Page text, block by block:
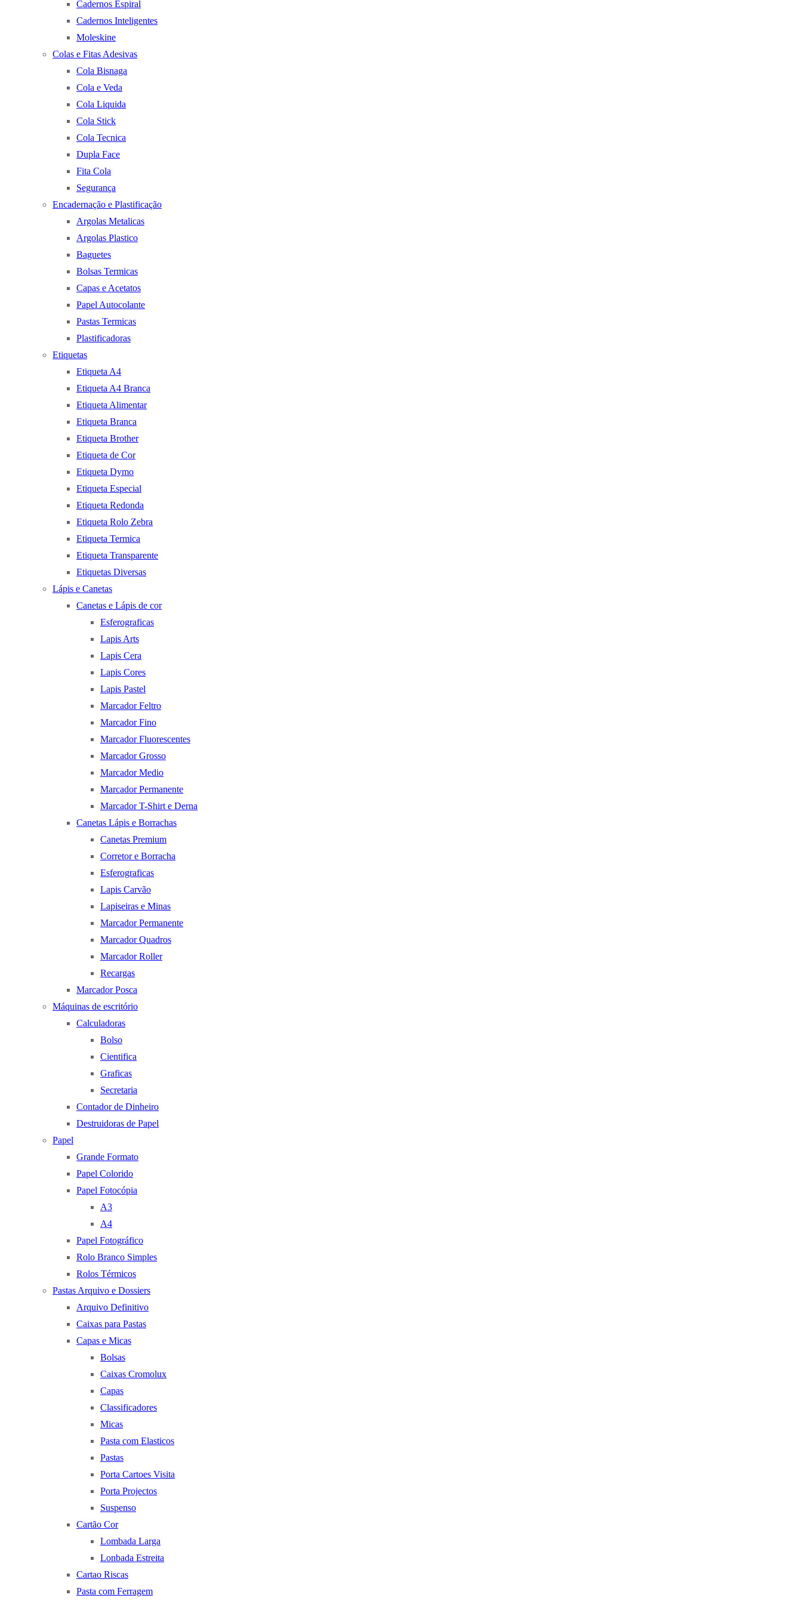
Cadernos Espiral
Cadernos Inteligentes
Moleskine
Colas e Fitas Adesivas
Cola Bisnaga
Cola e Veda
Cola Liquida
Cola Stick
Cola Tecnica
Dupla Face
Fita Cola
Segurança
Encadernação e Plastificação
Argolas Metalicas
Argolas Plastico
Baguetes
Bolsas Termicas
Capas e Acetatos
Papel Autocolante
Pastas Termicas
Plastificadoras
Etiquetas
Etiqueta A4
Etiqueta A4 Branca
Etiqueta Alimentar
Etiqueta Branca
Etiqueta Brother
Etiqueta de Cor
Etiqueta Dymo
Etiqueta Especial
Etiqueta Redonda
Etiqueta Rolo Zebra
Etiqueta Termica
Etiqueta Transparente
Etiquetas Diversas
Lápis e Canetas
Canetas e Lápis de cor
Esferograficas
Lapis Arts
Lapis Cera
Lapis Cores
Lapis Pastel
Marcador Feltro
Marcador Fino
Marcador Fluorescentes
Marcador Grosso
Marcador Medio
Marcador Permanente
Marcador T-Shirt e Derna
Canetas Lápis e Borrachas
Canetas Premium
Corretor e Borracha
Esferograficas
Lapis Carvão
Lapiseiras e Minas
Marcador Permanente
Marcador Quadros
Marcador Roller
Recargas
Marcador Posca
Máquinas de escritório
Calculadoras
Bolso
Cientifica
Graficas
Secretaria
Contador de Dinheiro
Destruidoras de Papel
Papel
Grande Formato
Papel Colorido
Papel Fotocópia
A3
A4
Papel Fotográfico
Rolo Branco Simples
Rolos Térmicos
Pastas Arquivo e Dossiers
Arquivo Definitivo
Caixas para Pastas
Capas e Micas
Bolsas
Caixas Cromolux
Capas
Classificadores
Micas
Pasta com Elasticos
Pastas
Porta Cartoes Visita
Porta Projectos
Suspenso
Cartão Cor
Lombada Larga
Lonbada Estreita
Cartao Riscas
Pasta com Ferragem